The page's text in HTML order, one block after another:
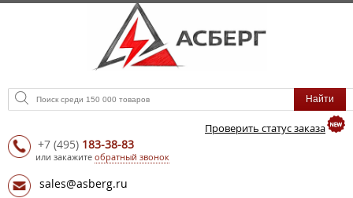
Проверить статус заказа
+7 (495) 183-38-83
или закажите обратный звонок
sales@asberg.ru